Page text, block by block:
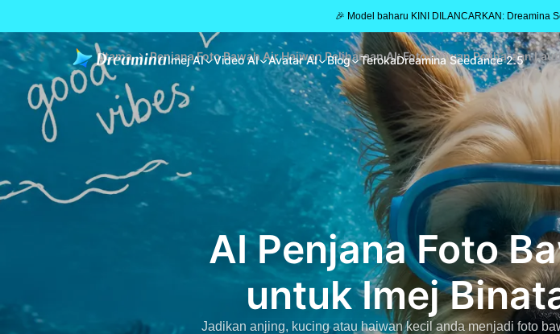
🎉 Model baharu KINI DILANCARKAN: Dreamina
Imej AI Video AI Avatar AI Blog TerokaDreamina Seedance 2.5
Utama Penjana Foto Bawah Air Haiwan Peliharaan AI: Foto Haiwan Peliharaan
AI Penjana Foto
untuk Imej
Jadikan anjing, kucing atau haiwan kecil anda menjadi foto